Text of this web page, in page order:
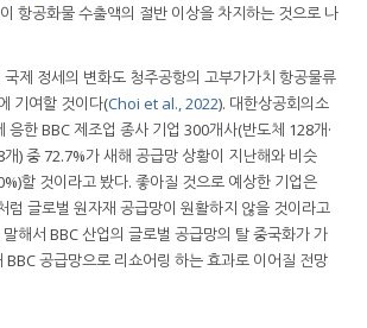
항공화물 수출액의 절반 이상을 차지하는 것으로 나
제 정세의 변화도 청주공항의 고부가가치 항공물류
기여할 것이다(Choi et al., 2022). 대한상공회의소
응한 BBC 제조업 종사 기업 300개사(반도체 128개·
) 중 72.7%가 새해 공급망 상황이 지난해와 비슷
할 것이라고 봤다. 좋아질 것으로 예상한 기업은
럼 글로벌 원자재 공급망이 원활하지 않을 것이라고
해서 BBC 산업의 글로벌 공급망의 탈 중국화가 가
BBC 공급망으로 리쇼어링 하는 효과로 이어질 전망